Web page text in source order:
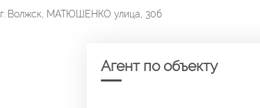
г. Волжск, МАТЮШЕНКО улица, 30б
Агент по объекту